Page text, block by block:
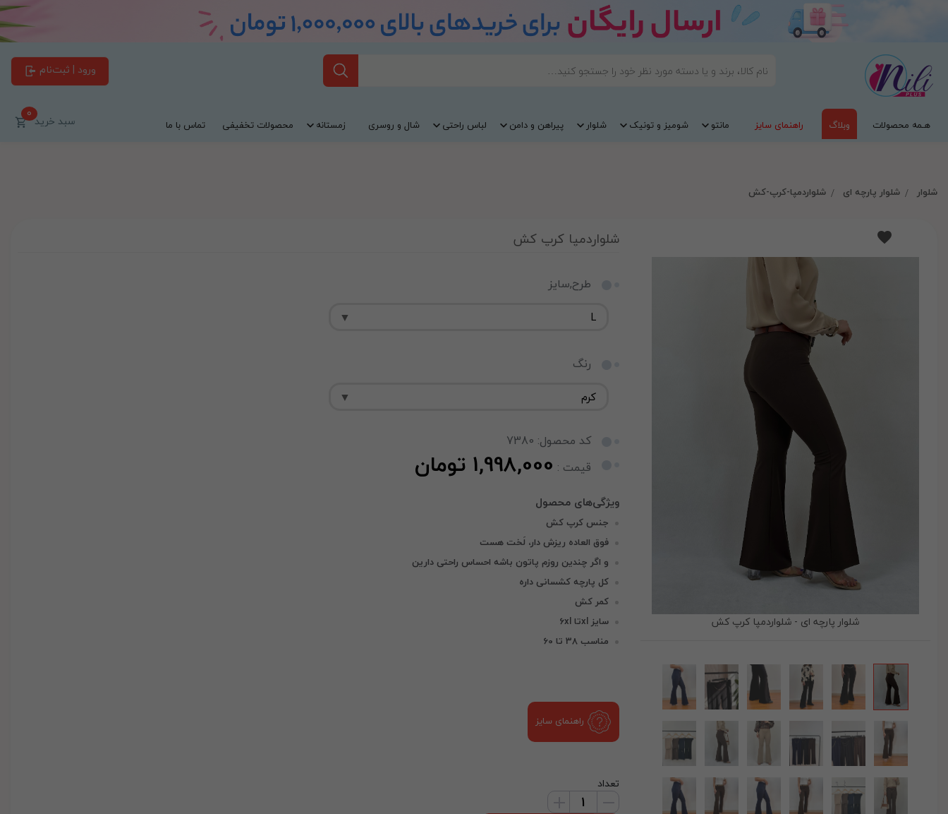
ورود | ثبت‌نام
هـمه محصولات وبلاگ راهنمای سایز مانتو شومیز و تونیک شلوار پیراهن و دامن لباس راحتی شال و روسری زمستانه محصولات تخفیفی تماس با ما سبد خرید0
شلوار شلوار پارچه ای شلواردمپا-کرپ-کش
شلوار پارچه ای - شلواردمپا کرپ کش
شلواردمپا کرپ کش
طرح,سایز
رنگ
کد محصول: 7380
قیمت : 1,998,000 تومان
جنس کرپ کش
فوق العاده ریزش دار، لَخت هست
و اگر چندین روزم پاتون باشه احساس راحتی دارین
کل پارچه کشسانی داره
کمر کش
سایز xlتا 6xl
مناسب 38 تا 60
راهنمای سایز
تعداد